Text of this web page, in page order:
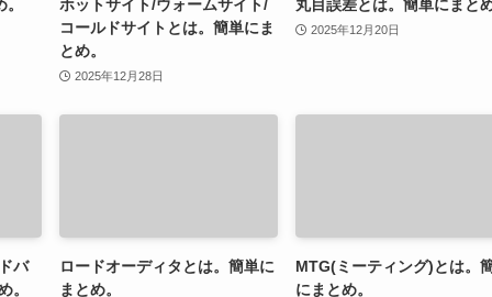
ホットサイト/ウォームサイト/
コールドサイトとは。簡単にま
とめ。
2025年12月28日
丸目誤差とは。簡単にまとめ
2025年12月20日
バ
。
ロードオーディタとは。簡単に
まとめ。
MTG(ミーティング)とは。
にまとめ。